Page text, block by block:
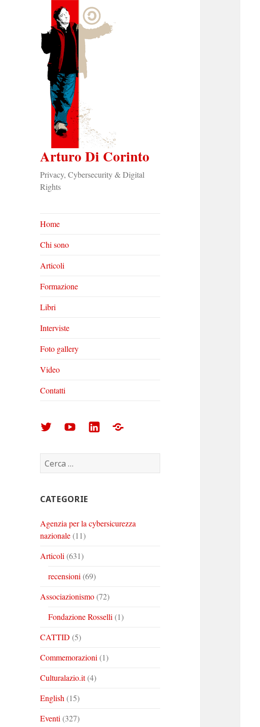
Arturo Di Corinto
Privacy, Cybersecurity & Digital
Rights
Home
Chi sono
Articoli
Formazione
Libri
Interviste
Foto gallery
Video
Contatti
Arturo
Corinto
su
Arturo
Corinto
su
Arturo
su
Foto
Ricerca
per:
CATEGORIE
Agenzia per la cybersicurezza
nazionale(11)
Articoli (631)
recensioni (69)
Associazionismo(72)
Fondazione Rosselli (1)
CATTID (5)
Commemorazioni (1)
Culturalazio.it(4)
English (15)
Eventi (327)